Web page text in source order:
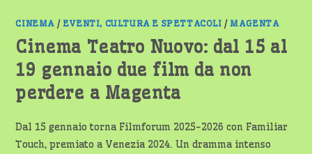
CINEMA / EVENTI, CULTURA E SPETTACOLI / MAGENTA
Cinema Teatro Nuovo: dal 15 al
19 gennaio due film da non
perdere a Magenta
Dal 15 gennaio torna Filmforum 2025-2026 con Familiar
Touch, premiato a Venezia 2024. Un dramma intenso